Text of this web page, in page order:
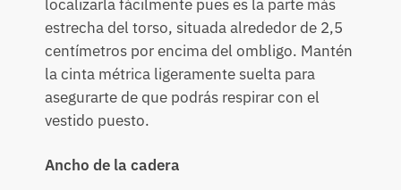
localizarla fácilmente pues es la parte más
estrecha del torso, situada alrededor de 2,5
centímetros por encima del ombligo. Mantén
la cinta métrica ligeramente suelta para
asegurarte de que podrás respirar con el
vestido puesto.
Ancho de la cadera